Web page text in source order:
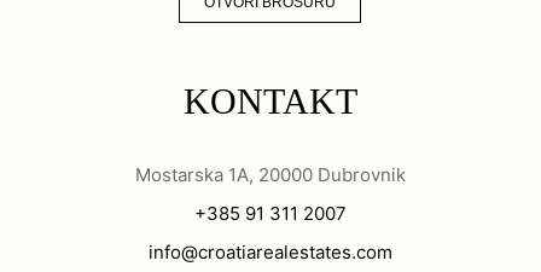
KONTAKT
Mostarska 1A, 20000 Dubrovnik
+385 91 311 2007
info@croatiarealestates.com